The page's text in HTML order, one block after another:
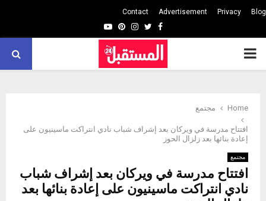
Blog
Privacy
Advertisement
Contact
Facebook
Twitter
Instagram
Pinterest
Youtube
PRIMARY
Home مجتمع
افتتاح مدرسة في ويركان بعد إشراف شباب نادي انتراكت ماسينيون على
إعادة بنائها بعد زلزال الحوز
مجتمع
افتتاح مدرسة في ويركان بعد إشراف شباب
نادي انتراكت ماسينيون على إعادة بنائها بعد